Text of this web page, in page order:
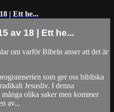
| Ett he...
av 18 | Ett he...
om varför Bibeln anser att det är
som ger oss bibliska
Jesusliv. I denna
olika saker men kommer
av...